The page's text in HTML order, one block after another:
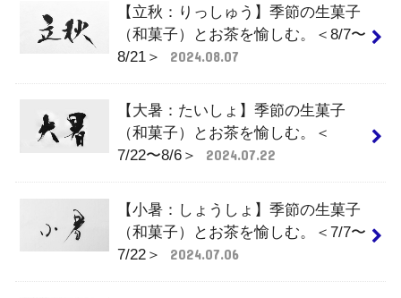
【立秋：りっしゅう】季節の生菓子
（和菓子）とお茶を愉しむ。＜8/7〜
8/21＞
2024.08.07
【大暑：たいしょ】季節の生菓子
（和菓子）とお茶を愉しむ。＜
7/22〜8/6＞
2024.07.22
【小暑：しょうしょ】季節の生菓子
（和菓子）とお茶を愉しむ。＜7/7〜
7/22＞
2024.07.06